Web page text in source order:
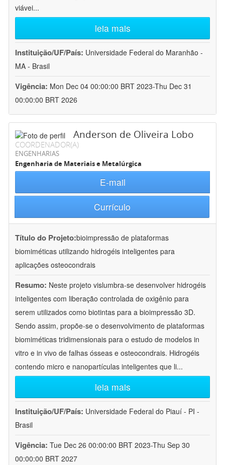
viávei...
leia mais
Instituição/UF/País: Universidade Federal do Maranhão -
MA - Brasil
Vigência: Mon Dec 04 00:00:00 BRT 2023-Thu Dec 31
00:00:00 BRT 2026
Anderson de Oliveira Lobo
COORDENADOR(A)
ENGENHARIAS
Engenharia de Materiais e Metalúrgica
E-mail
Currículo
Título do Projeto:bioimpressão de plataformas
biomiméticas utilizando hidrogéis inteligentes para
aplicações osteocondrais
Resumo: Neste projeto vislumbra-se desenvolver hidrogéis
inteligentes com liberação controlada de oxigênio para
serem utilizados como biotintas para a bioimpressão 3D.
Sendo assim, propõe-se o desenvolvimento de plataformas
biomiméticas tridimensionais para o estudo de modelos in
vitro e in vivo de falhas ósseas e osteocondrais. Hidrogéis
contendo micro e nanopartículas inteligentes que li...
leia mais
Instituição/UF/País: Universidade Federal do Piauí - PI -
Brasil
Vigência: Tue Dec 26 00:00:00 BRT 2023-Thu Sep 30
00:00:00 BRT 2027